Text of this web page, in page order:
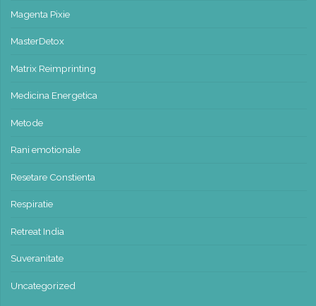
Magenta Pixie
MasterDetox
Matrix Reimprinting
Medicina Energetica
Metode
Rani emotionale
Resetare Constienta
Respiratie
Retreat India
Suveranitate
Uncategorized